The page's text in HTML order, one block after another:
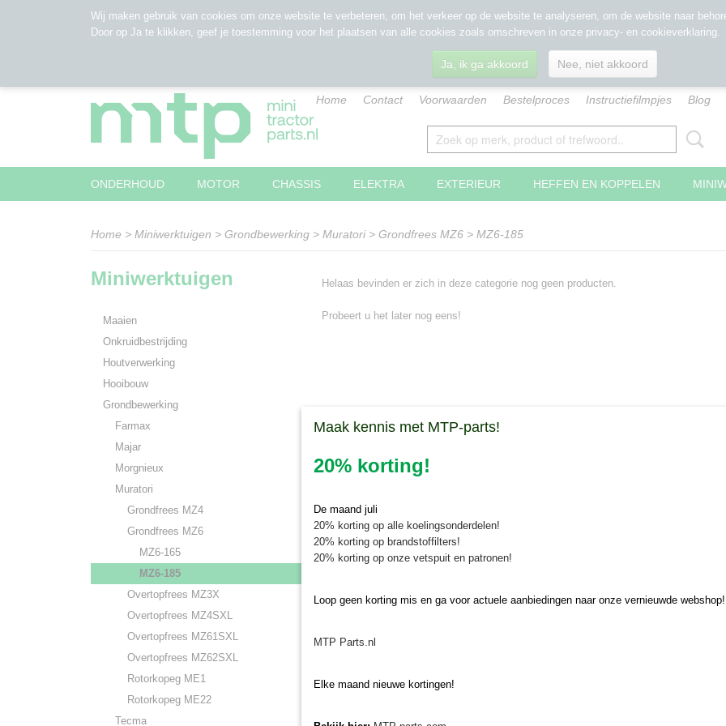
Home Contact Voorwaarden Bestelproces Instructiefilmpjes Blog
ONDERHOUD MOTOR CHASSIS ELEKTRA EXTERIEUR HEFFEN EN KOPPELEN
Home > Miniwerktuigen > Grondbewerking > Muratori> Grondfrees MZ6 > MZ6-185
Miniwerktuigen
Maaien
Onkruidbestrijding
Houtverwerking
Hooibouw
Grondbewerking
Farmax
Majar
Morgnieux
Muratori
Grondfrees MZ4
Grondfrees MZ6
MZ6-165
MZ6-185
Overtopfrees MZ3X
Overtopfrees MZ4SXL
Overtopfrees MZ61SXL
Overtopfrees MZ62SXL
Rotorkopeg ME1
Rotorkopeg ME22
Tecma
Helaas bevinden er zich in deze categorie nog geen producten.
Probeert u het later nog eens!
Wij maken gebruik van cookies om onze website te verbeteren, om het verkeer op de website te analyseren, om de website naar
Door op Ja te klikken, geef je toestemming voor het plaatsen van alle cookies zoals omschreven in onze privacy- en cookieverklaring.
Ja, ik ga akkoord Nee, niet akkoord
Maak kennis met MTP-parts!
20% korting!
De maand juli
20% korting op alle koelingsonderdelen!
20% korting op brandstoffilters!
20% korting op onze vetspuit en patronen!
Loop geen korting mis en ga voor actuele aanbiedingen naar onze vernieuwde webshop!
MTP Parts.nl
Elke maand nieuwe kortingen!